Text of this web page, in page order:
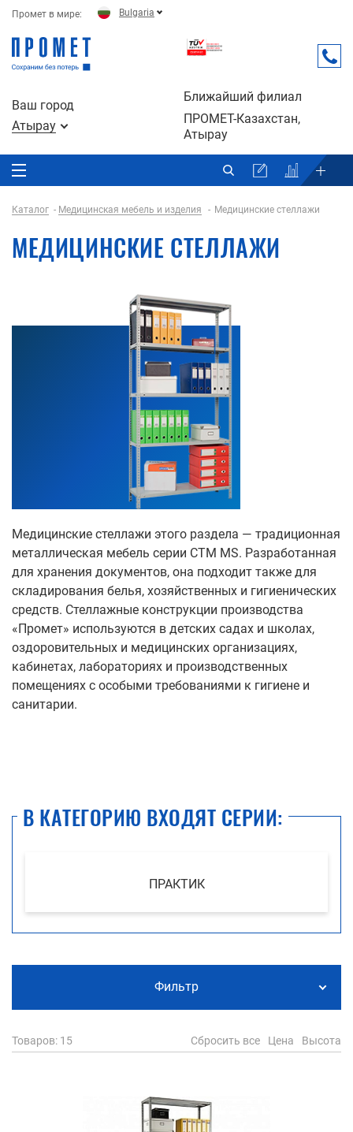
Промет в мире: Bulgaria
Ваш город
Атырау
Ближайший филиал
ПРОМЕТ-Казахстан,
Атырау
Каталог Медицинская мебель и изделия Медицинские стеллажи
МЕДИЦИНСКИЕ СТЕЛЛАЖИ
Медицинские стеллажи этого раздела — традиционная
металлическая мебель серии СТМ MS. Разработанная
для хранения документов, она подходит также для
складирования белья, хозяйственных и гигиенических
средств. Стеллажные конструкции производства
«Промет» используются в детских садах и школах,
оздоровительных и медицинских организациях,
кабинетах, лабораториях и производственных
помещениях с особыми требованиями к гигиене и
санитарии.
В КАТЕГОРИЮ ВХОДЯТ СЕРИИ:
ПРАКТИК
Фильтр
Товаров: 15 Сбросить все Цена Высота